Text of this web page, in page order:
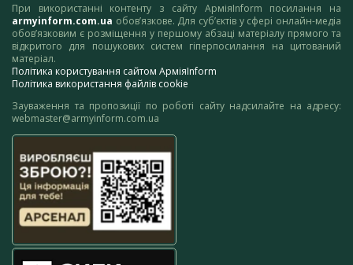
При використанні контенту з сайту АрміяInform посилання на
armyinform.com.ua обов’язкове. Для суб’єктів у сфері онлайн-медіа
обов’язковим є розміщення у першому абзаці матеріалу прямого та
відкритого для пошукових систем гіперпосилання на цитований
матеріал.
Політика користування сайтом АрміяInform
Політика використання файлів cookie
Зауваження та пропозиції по роботі сайту надсилайте на адресу:
webmaster@armyinform.com.ua